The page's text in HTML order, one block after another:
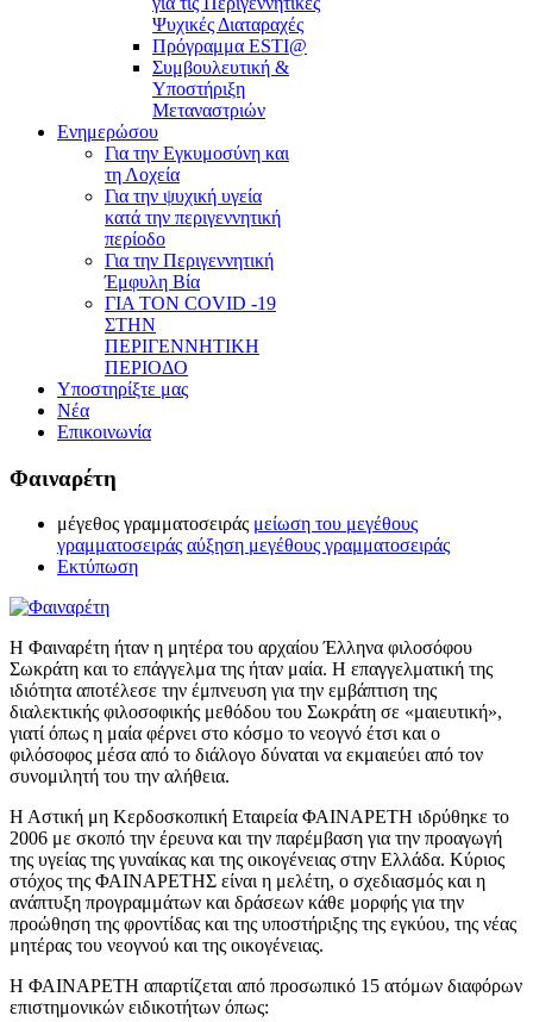
Ψυχικές Διαταραχές
Πρόγραμμα ESTI@
Συμβουλευτική &
Υποστήριξη
Μεταναστριών
Ενημερώσου
Για την Εγκυμοσύνη και
τη Λοχεία
Για την ψυχική υγεία
κατά την περιγεννητική
περίοδο
Για την Περιγεννητική
Έμφυλη Βία
ΓΙΑ ΤΟΝ COVID -19
ΣΤΗΝ
ΠΕΡΙΓΕΝΝΗΤΙΚΗ
ΠΕΡΙΟΔΟ
Υποστηρίξτε μας
Νέα
Επικοινωνία
Φαιναρέτη
μέγεθος γραμματοσειράς μείωση του μεγέθους
γραμματοσειράς αύξηση μεγέθους γραμματοσειράς
Εκτύπωση
Η Φαιναρέτη ήταν η μητέρα του αρχαίου Έλληνα φιλοσόφου
Σωκράτη και το επάγγελμα της ήταν μαία. Η επαγγελματική της
ιδιότητα αποτέλεσε την έμπνευση για την εμβάπτιση της
διαλεκτικής φιλοσοφικής μεθόδου του Σωκράτη σε «μαιευτική»,
γιατί όπως η μαία φέρνει στο κόσμο το νεογνό έτσι και ο
φιλόσοφος μέσα από το διάλογο δύναται να εκμαιεύει από τον
συνομιλητή του την αλήθεια.
Η Αστική μη Κερδοσκοπική Εταιρεία ΦΑΙΝΑΡΕΤΗ ιδρύθηκε το
2006 με σκοπό την έρευνα και την παρέμβαση για την προαγωγή
της υγείας της γυναίκας και της οικογένειας στην Ελλάδα. Κύριος
στόχος της ΦΑΙΝΑΡΕΤΗΣ είναι η μελέτη, ο σχεδιασμός και η
ανάπτυξη προγραμμάτων και δράσεων κάθε μορφής για την
προώθηση της φροντίδας και της υποστήριξης της εγκύου, της νέας
μητέρας του νεογνού και της οικογένειας.
Η ΦΑΙΝΑΡΕΤΗ απαρτίζεται από προσωπικό 15 ατόμων διαφόρων
επιστημονικών ειδικοτήτων όπως: